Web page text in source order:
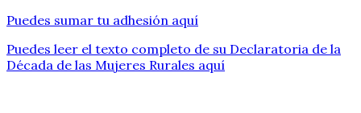
Puedes sumar tu adhesión aquí
Puedes leer el texto completo de su Declaratoria de la
Década de las Mujeres Rurales aquí